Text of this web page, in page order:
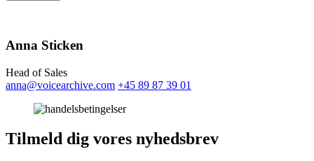
Anna Sticken
Head of Sales
anna@voicearchive.com +45 89 87 39 01
Tilmeld dig vores nyhedsbrev